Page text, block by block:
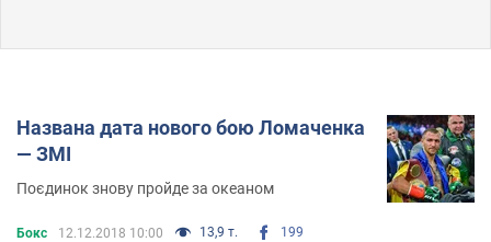
Названа дата нового бою Ломаченка
— ЗМІ
Поєдинок знову пройде за океаном
Бокс 12.12.2018 10:00 13,9 т. 199